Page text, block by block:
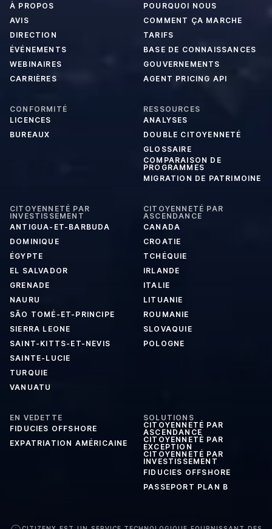
À PROPOS
AVIS
DIRECTION
ÉVÉNEMENTS
WEBINAIRES
CARRIÈRES
POURQUOI NOUS
COMMENT ÇA MARCHE
TARIFS
BASE DE CONNAISSANCES
GOUVERNEMENTS
AGENT PRICING API
CONFORMITÉ
LICENCES
BUREAUX
RESSOURCES
ANALYSES
DOUBLE CITOYENNETÉ
GLOSSAIRE
COMPARAISON DE
PROGRAMMES
MIGRATION DE PATRIMOINE
CITOYENNETÉ PAR
INVESTISSEMENT
ANTIGUA-ET-BARBUDA
DOMINIQUE
ÉGYPTE
EL SALVADOR
GRENADE
NAURU
SÃO TOMÉ-ET-PRINCIPE
SIERRA LEONE
SAINT-KITTS-ET-NEVIS
SAINTE-LUCIE
TURQUIE
VANUATU
CITOYENNETÉ PAR
ASCENDANCE
CANADA
CROATIE
TCHÉQUIE
IRLANDE
ITALIE
LITUANIE
ROUMANIE
SLOVAQUIE
POLOGNE
EN VEDETTE
FIDUCIES OFFSHORE
EXPATRIATION AMÉRICAINE
SOLUTIONS
CITOYENNETÉ PAR
ASCENDANCE
CITOYENNETÉ PAR
EXCEPTION
CITOYENNETÉ PAR
INVESTISSEMENT
FIDUCIES OFFSHORE
PASSEPORT PLAN B